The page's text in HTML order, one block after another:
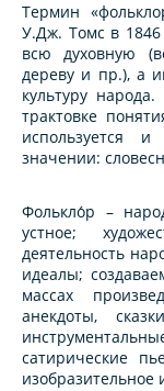
Термин
У.Дж. Томс в 1846
всю духовную
дереву и пр.), а
культуру
трактовке
используется
значении:
Фолькло́р –
устное;
деятельность
идеалы;
массах
анекдоты,
сатирические
изобразительное